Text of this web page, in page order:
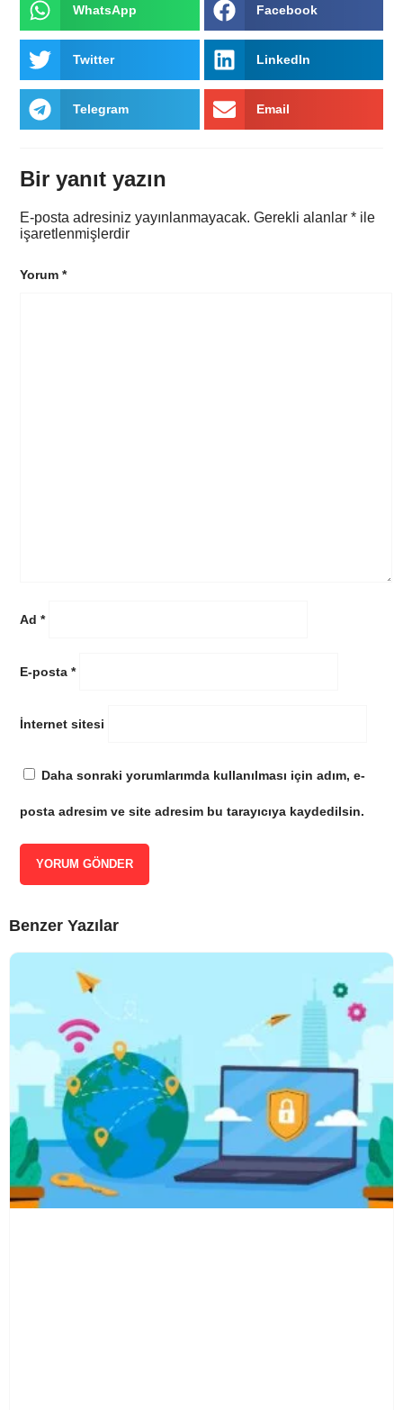
WhatsApp Facebook
Twitter LinkedIn
Telegram Email
Bir yanıt yazın
E-posta adresiniz yayınlanmayacak. Gerekli alanlar* ile
işaretlenmişlerdir
Yorum*
Ad*
E-posta*
İnternet sitesi
Daha sonraki yorumlarımda kullanılması için adım, e-
posta adresim ve site adresim bu tarayıcıya kaydedilsin.
Benzer Yazılar